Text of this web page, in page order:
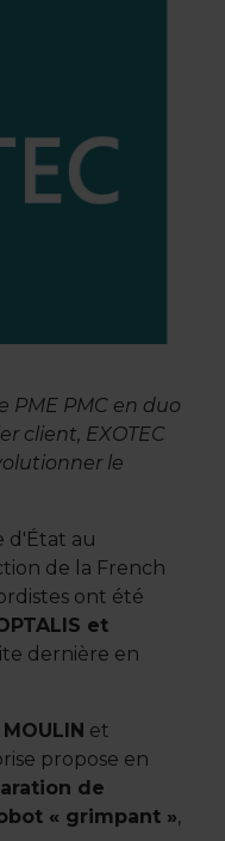
PME PMC en duo
client, EXOTEC
le
d'État au
de la French
ont été
et
dernière en
et
propose en
de
« grimpant »,